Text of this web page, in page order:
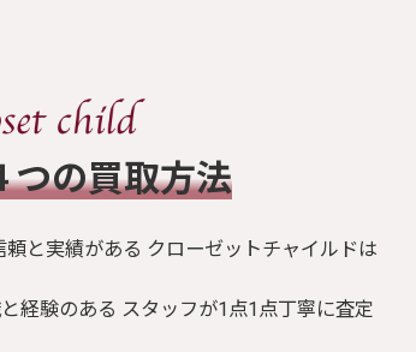
つの買取方法
と実績がある クローゼットチャイルドは
経験のある スタッフが1点1点丁寧に査定